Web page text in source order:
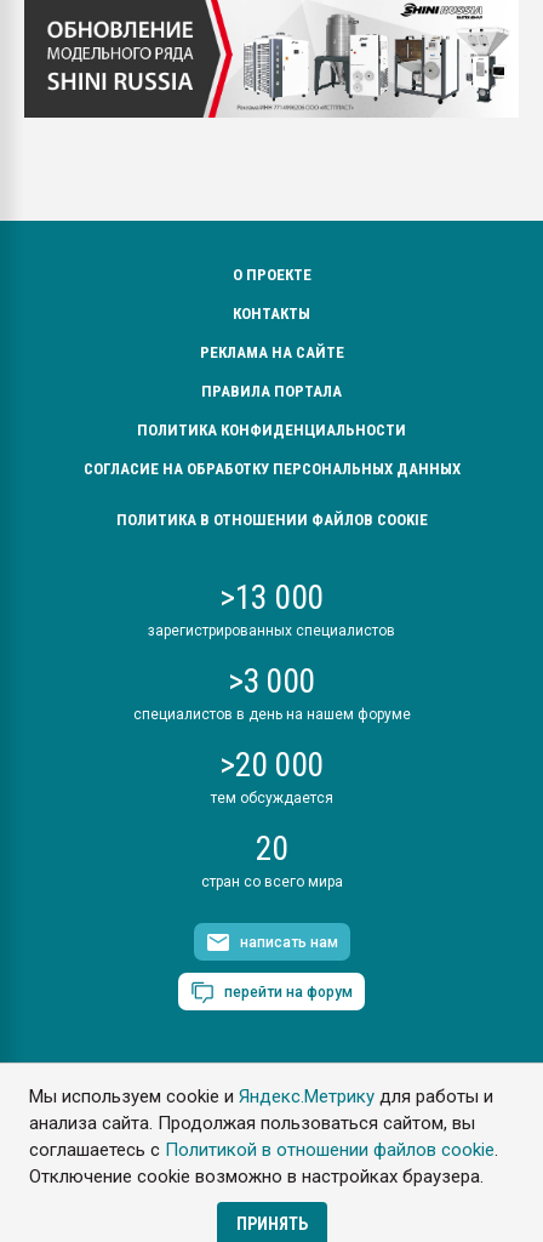
Мы используем cookie иЯндекс.Метрику для работы и
анализа сайта. Продолжая пользоваться сайтом, вы
соглашаетесь с Политикой в отношении файлов cookie.
Отключение cookie возможно в настройках браузера.
ПРИНЯТЬ
О ПРОЕКТЕ
КОНТАКТЫ
РЕКЛАМА НА САЙТЕ
ПРАВИЛА ПОРТАЛА
ПОЛИТИКА КОНФИДЕНЦИАЛЬНОСТИ
СОГЛАСИЕ НА ОБРАБОТКУ ПЕРСОНАЛЬНЫХ ДАННЫХ
ПОЛИТИКА В ОТНОШЕНИИ ФАЙЛОВ COOKIE
>13 000
зарегистрированных специалистов
>3 000
специалистов в день на нашем форуме
>20 000
тем обсуждается
20
стран со всего мира
написать нам
перейти на форум
ПластЭксперт © 2006. Все права защищены
Разрешается копирование материалов сайта с обязательной
ссылкой на www.e-plastic.ru
Разработка сайта